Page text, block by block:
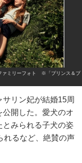
ァミリーフォト ※「プリンス＆プ
リン妃が結婚15周
開した。愛犬のオ
とみられる子犬の姿
れるなど、絶賛の声